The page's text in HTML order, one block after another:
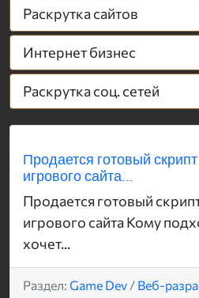
Раскрутка сайтов
Интернет бизнес
Раскрутка соц. сетей
Продается готовый
игрового сайта...
Продается готовый
игрового сайта Кому
хочет...
Раздел: Game Dev / Веб-